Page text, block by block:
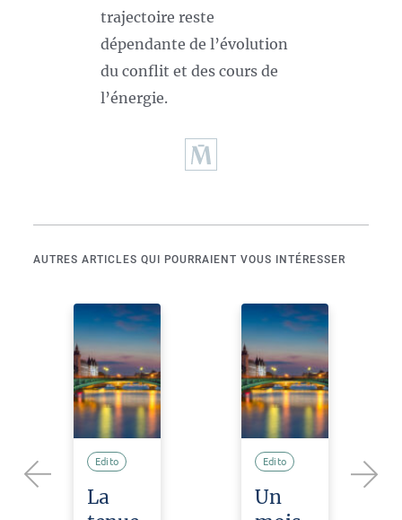
trajectoire reste
dépendante de l’évolution
du conflit et des cours de
l’énergie.
AUTRES ARTICLES QUI POURRAIENT VOUS INTÉRESSER
Edito
La
Edito
Un